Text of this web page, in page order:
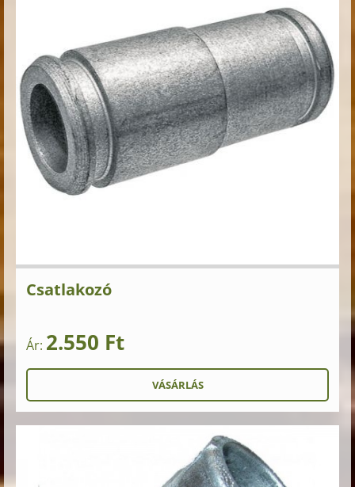
Csatlakozó
Ár: 2.550 Ft